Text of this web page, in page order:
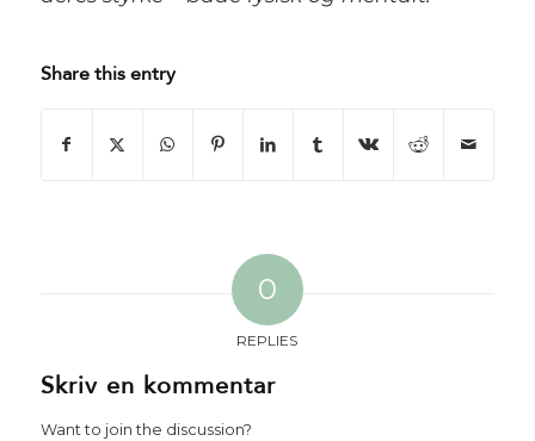
Share this entry
0
REPLIES
Skriv en kommentar
Want to join the discussion?